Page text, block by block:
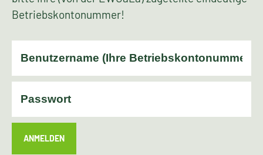
Betriebskontonummer!
ANMELDEN